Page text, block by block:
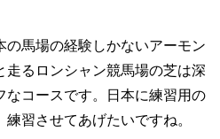
の馬場の経験しかないアーモン
走るロンシャン競馬場の芝は深
なコースです。日本に練習用の
習させてあげたいですね。